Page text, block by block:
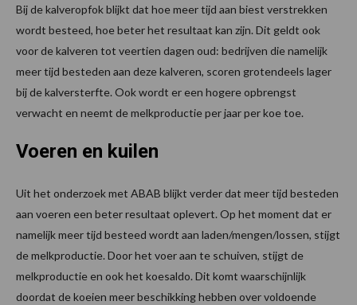
Bij de kalveropfok blijkt dat hoe meer tijd aan biest verstrekken
wordt besteed, hoe beter het resultaat kan zijn. Dit geldt ook
voor de kalveren tot veertien dagen oud: bedrijven die namelijk
meer tijd besteden aan deze kalveren, scoren grotendeels lager
bij de kalversterfte. Ook wordt er een hogere opbrengst
verwacht en neemt de melkproductie per jaar per koe toe.
Voeren en kuilen
Uit het onderzoek met ABAB blijkt verder dat meer tijd besteden
aan voeren een beter resultaat oplevert. Op het moment dat er
namelijk meer tijd besteed wordt aan laden/mengen/lossen, stijgt
de melkproductie. Door het voer aan te schuiven, stijgt de
melkproductie en ook het koesaldo. Dit komt waarschijnlijk
doordat de koeien meer beschikking hebben over voldoende